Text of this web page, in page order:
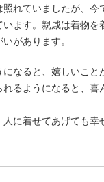
れていましたが、今
います。親戚は着物を
があります。
なると、嬉しいこと
るようになると、喜
人に着せてあげても幸